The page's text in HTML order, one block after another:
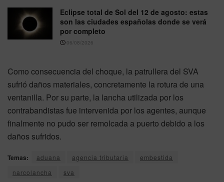
Eclipse total de Sol del 12 de agosto: estas
son las ciudades españolas donde se verá
por completo
06/08/2026
Como consecuencia del choque, la patrullera del SVA
sufrió daños materiales, concretamente la rotura de una
ventanilla. Por su parte, la lancha utilizada por los
contrabandistas fue intervenida por los agentes, aunque
finalmente no pudo ser remolcada a puerto debido a los
daños sufridos.
Temas: aduana agencia tributaria
embestida
narcolancha
sva